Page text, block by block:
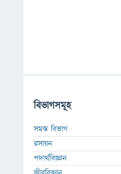
বিভাগসমূহ
সমস্ত বিভাগ
রসায়ন
পদার্থবিজ্ঞান